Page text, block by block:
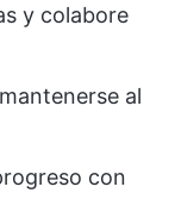
y colabore
al
con